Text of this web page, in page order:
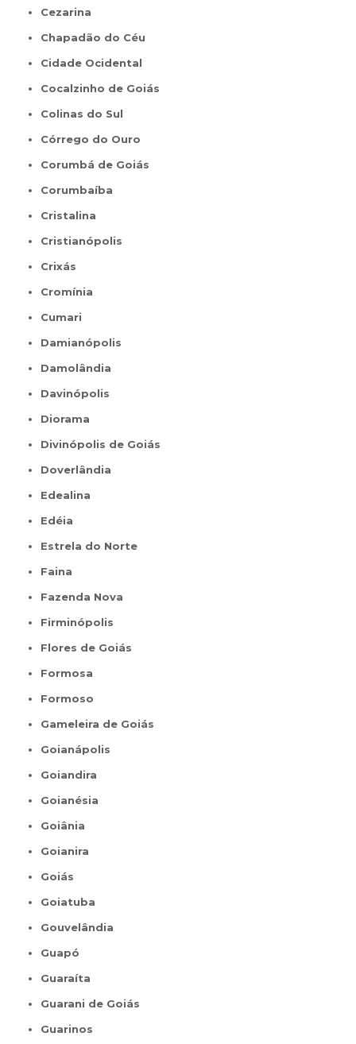
Cezarina
Chapadão do Céu
Cidade Ocidental
Cocalzinho de Goiás
Colinas do Sul
Córrego do Ouro
Corumbá de Goiás
Corumbaíba
Cristalina
Cristianópolis
Crixás
Cromínia
Cumari
Damianópolis
Damolândia
Davinópolis
Diorama
Divinópolis de Goiás
Doverlândia
Edealina
Edéia
Estrela do Norte
Faina
Fazenda Nova
Firminópolis
Flores de Goiás
Formosa
Formoso
Gameleira de Goiás
Goianápolis
Goiandira
Goianésia
Goiânia
Goianira
Goiás
Goiatuba
Gouvelândia
Guapó
Guaraíta
Guarani de Goiás
Guarinos